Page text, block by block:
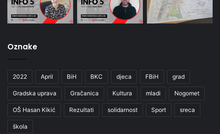
Oznake
2022 April BiH BKC djeca FBiH grad
Gradska uprava Gračanica Kultura mladi Nogomet
OŠ Hasan Kikić Rezultati solidarnost Sport sreca
škola